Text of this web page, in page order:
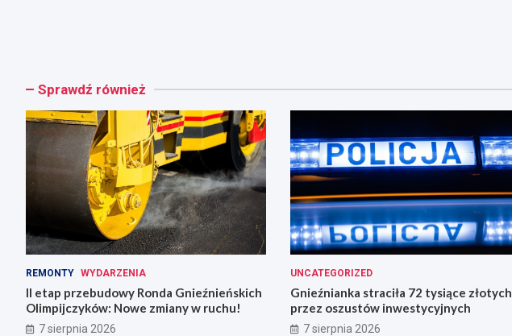
Sprawdź również
REMONTY WYDARZENIA
II etap przebudowy Ronda Gnieźnieńskich
Olimpijczyków: Nowe zmiany w ruchu!
7 sierpnia 2026
UNCATEGORIZED
Gnieźnianka straciła 72 tysiące złotych
przez oszustów inwestycyjnych
7 sierpnia 2026